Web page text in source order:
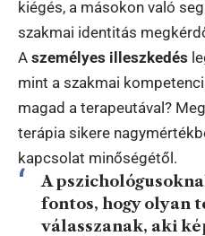
kiégés, a másokon való
szakmai identitás
A személyes illeszkedés
mint a szakmai
magad a terapeutával?
terápia sikere
kapcsolat minőségétől.
A
fontos, hogy olyan
válasszanak, aki